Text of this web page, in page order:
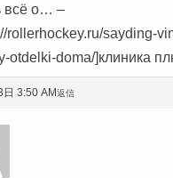
всё о… –
rollerhockey.ru/sayding-
otdelki-doma/]клиника
3:50 AM返信